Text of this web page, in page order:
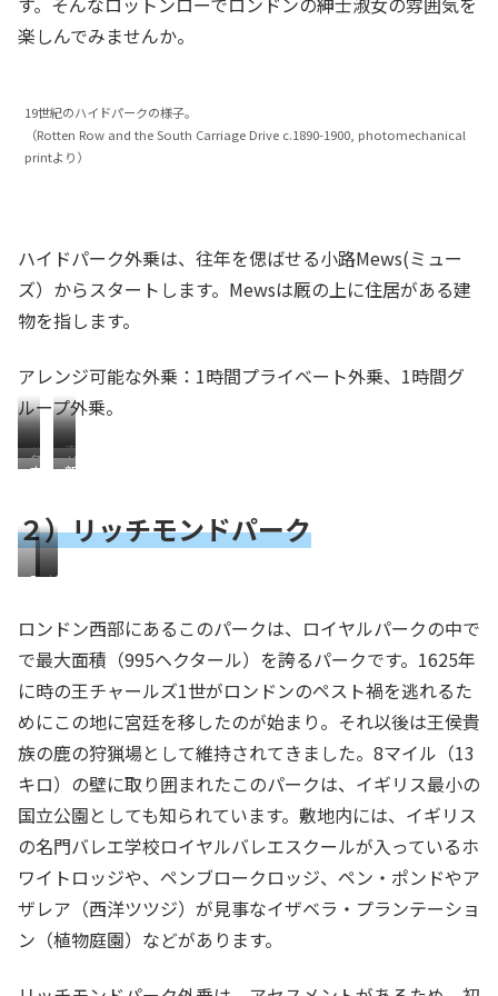
楽しんでみませんか。
19世紀のハイドパークの様子。
（Rotten Row and the South Carriage Drive c.1890-1900, photomechanical
printより）
ハイドパーク外乗は、往年を偲ばせる小路Mews(ミュー
ズ）からスタートします。Mewsは厩の上に住居がある建
物を指します。
アレンジ可能な外乗：1時間プライベート外乗、1時間グ
ループ外乗。
ハ
イ
パ
ー
ク
乗
は
M
w
s
か
ら
ス
タ
ー
ト
車
列
交
じ
公
園
内
へ
冬
青
い
中
を
進
み
ま
す
サ
ン
池
の
白
鳥
た
ち
広
と
し
た
も
あ
ま
す
新
の
中
２）リッチモンドパーク
ロ
ヤ
ル
・
レ
エ
・
ス
ク
ー
ル
リ
チ
モ
ン
パ
ー
ク
ペ
ブ
ロ
ー
・
ロ
ッ
ジ
ロンドン西部にあるこのパークは、ロイヤルパークの中で
で最大面積（995ヘクタール）を誇るパークです。1625年
に時の王チャールズ1世がロンドンのペスト禍を逃れるた
めにこの地に宮廷を移したのが始まり。それ以後は王侯貴
族の鹿の狩猟場として維持されてきました。8マイル（13
キロ）の壁に取り囲まれたこのパークは、イギリス最小の
国立公園としても知られています。敷地内には、イギリス
の名門バレエ学校ロイヤルバレエスクールが入っているホ
ワイトロッジや、ペンブロークロッジ、ペン・ポンドやア
ザレア（西洋ツツジ）が見事なイザベラ・プランテーショ
ン（植物庭園）などがあります。